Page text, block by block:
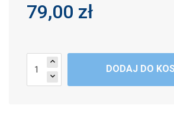
79,00 zł
expand_more
expand_less
DODAJ DO